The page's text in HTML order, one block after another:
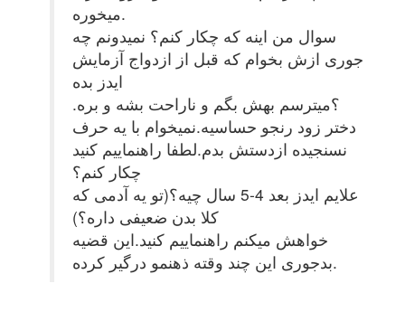
میخوره.
سوال من اینه که چکار کنم؟ نمیدونم چه
جوری ازش بخوام که قبل از ازدواج آزمایش
ایدز بده
؟میترسم بهش بگم و ناراحت بشه و بره.
دختر زود رنجو حساسیه.نمیخوام با یه حرف
نسنجیده ازدستش بدم.لطفا راهنماییم کنید
چکار کنم؟
علایم ایدز بعد 4-5 سال چیه؟(تو یه آدمی که
کلا بدن ضعیفی داره؟)
خواهش میکنم راهنماییم کنید.این قضیه
بدجوری این چند وقته ذهنمو درگیر کرده.